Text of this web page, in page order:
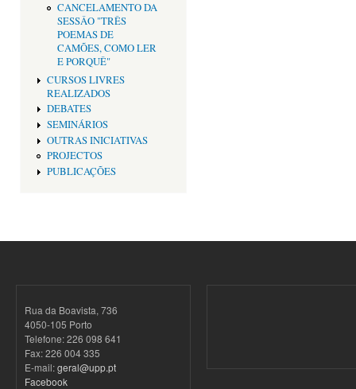
CANCELAMENTO DA
SESSÂO "TRÊS
POEMAS DE
CAMÕES, COMO LER
E PORQUÊ"
CURSOS LIVRES
REALIZADOS
DEBATES
SEMINÁRIOS
OUTRAS INICIATIVAS
PROJECTOS
PUBLICAÇÕES
Rua da Boavista, 736
4050-105 Porto
Telefone: 226 098 641
Fax: 226 004 335
E-mail:geral@upp.pt
Facebook